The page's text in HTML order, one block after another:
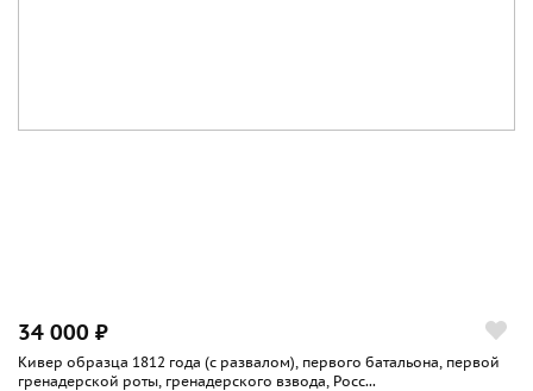
34 000 ₽
Кивер образца 1812 года (с развалом), первого батальона, первой
гренадерской роты, гренадерского взвода, Росс...